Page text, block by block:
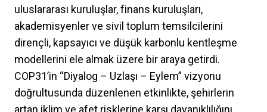
uluslararası kuruluşlar, finans kuruluşları,
akademisyenler ve sivil toplum temsilcilerini
dirençli, kapsayıcı ve düşük karbonlu kentleşme
modellerini ele almak üzere bir araya getirdi.
COP31’in “Diyalog – Uzlaşı – Eylem” vizyonu
doğrultusunda düzenlenen etkinlikte, şehirlerin
artan iklim ve afet risklerine karşı dayanıklılığını